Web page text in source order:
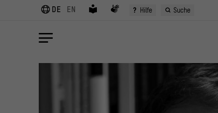
DE EN ? Hilfe Suche